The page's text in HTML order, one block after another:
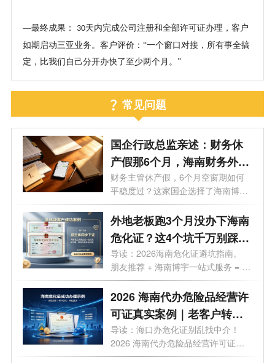
—最终成果： 30天内完成公司注册和全部许可证办理，客户
如期启动三亚业务。客户评价：“一个窗口对接，所有事全搞
定，比我们自己分开办快了至少两个月。”
常见问题
国企行政总监亲述：财务休
产假那6个月，海南财务外包
我为什么只信海南博宇？
财务主管休产假，6个月空窗期如何
平稳度过？这家国企选择了海南博
宇。具...
外地老板跑3个月没办下海南
危化证？这4个坑千万别踩！
（附真实下证案例）
导读：2026海南危化证避坑指南。
朋友推荐 + 海南博宇一站式服务 = 两
家公司...
2026 海南代办危险品经营许
可证真实案例｜老客户转介
绍，两家化工企业一站式办
结，老板实名好评背书
导读：海口办危化证别乱找中介！
2026 海南代办危险品经营许可证真
实案例参...